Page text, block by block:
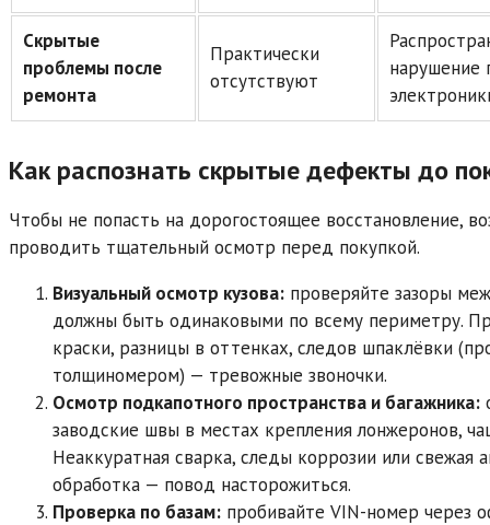
Скрытые
проблемы после
ремонта
Практически
отсутствуют
нарушение
Как распознать скрытые дефекты до
Чтобы не попасть на дорогостоящее восстановление,
проводить тщательный осмотр перед покупкой.
Визуальный осмотр кузова: проверяйте зазоры
должны быть одинаковыми по всему периметру.
краски, разницы в оттенках, следов шпаклёвки
толщиномером) — тревожные звоночки.
Осмотр подкапотного пространства и багажника:
заводские швы в местах крепления лонжеронов,
Неаккуратная сварка, следы коррозии или свежая
обработка — повод насторожиться.
Проверка по базам: пробивайте VIN-номер через